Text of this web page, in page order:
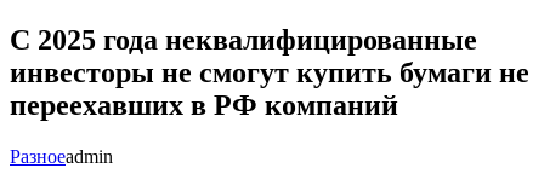
С 2025 года неквалифицированные
инвесторы не смогут купить бумаги не
переехавших в РФ компаний
Разноеadmin